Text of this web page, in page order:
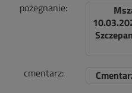
pożegnanie:
cmentarz: